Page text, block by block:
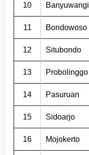
10 Banyuwangi
11 Bondowoso
12 Situbondo
13 Probolinggo
14 Pasuruan
15 Sidoarjo
16 Mojokerto